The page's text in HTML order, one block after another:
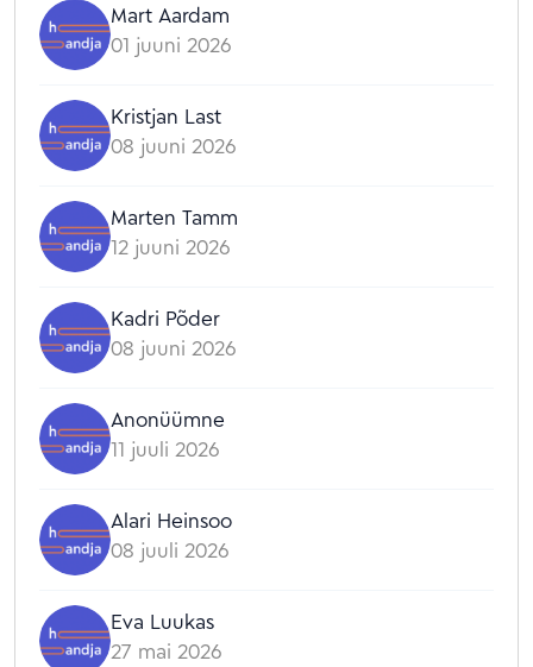
Mart Aardam
01 juuni 2026
Kristjan Last
08 juuni 2026
Marten Tamm
12 juuni 2026
Kadri Põder
08 juuni 2026
Anonüümne
11 juuli 2026
Alari Heinsoo
08 juuli 2026
Eva Luukas
27 mai 2026